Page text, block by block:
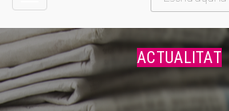
ACTUALITAT